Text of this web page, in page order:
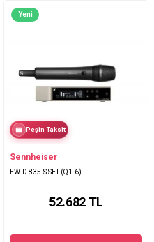
Yeni
Peşin Taksit
Sennheiser
EW-D 835-S SET (Q1-6)
52.682TL